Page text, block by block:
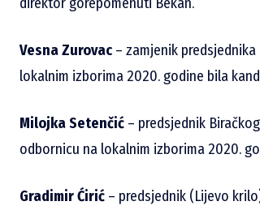
Vesna Zurovac – zamjenik
lokalnim izborima 2020. godine bila
Milojka Setenčić – predsjednik
odbornicu na lokalnim izborima 2020.
Gradimir Ćirić – predsjednik (Lijevo